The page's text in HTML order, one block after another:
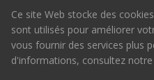
Ce site Web stocke des
sont utilisés pour améliorer
vous fournir des services plus
d'informations, consultez notre